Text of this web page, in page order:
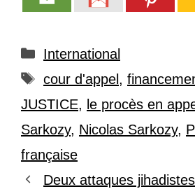
Catégories
International
Étiquettes
cour d'appel ,
JUSTICE, le procès en
Sarkozy, Nicolas Sarkozy,
française
Deux attaques